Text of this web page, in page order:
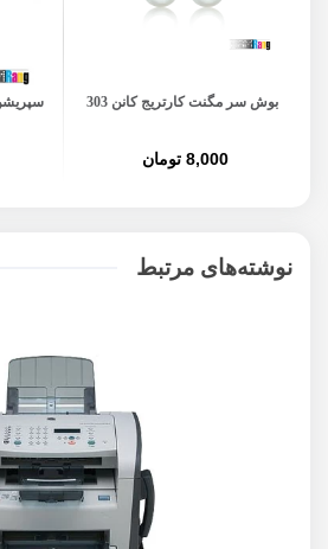
بوش سر مگنت کارتریج کانن 303
8,000 تومان
نوشته‌های مرتبط